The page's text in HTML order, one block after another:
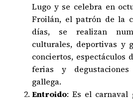
Lugo y se celebra en
Froilán, el patrón de la
días, se realizan
culturales, deportivas y
conciertos, espectáculos
ferias y
gallega.
Entroido: Es el carnaval